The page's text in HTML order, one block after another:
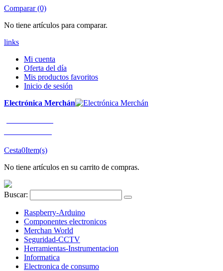
Comparar (0)
No tiene artículos para comparar.
links
Mi cuenta
Oferta del día
Mis productos favoritos
Inicio de sesión
Electrónica Merchán
Cesta0Item(s)
No tiene artículos en su carrito de compras.
Buscar:
Raspberry-Arduino
Componentes electronicos
Merchan World
Seguridad-CCTV
Herramientas-Instrumentacion
Informatica
Electronica de consumo